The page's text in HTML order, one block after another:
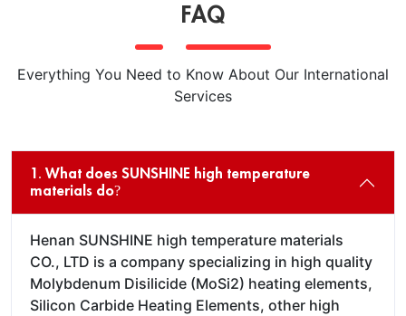
FAQ
Everything You Need to Know About Our International
Services
1. What does SUNSHINE high temperature
materials do?
Henan SUNSHINE high temperature materials
CO., LTD is a company specializing in high quality
Molybdenum Disilicide (MoSi2) heating elements,
Silicon Carbide Heating Elements, other high